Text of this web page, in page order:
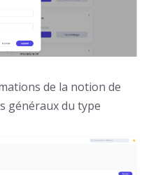
de la notion de
généraux du type